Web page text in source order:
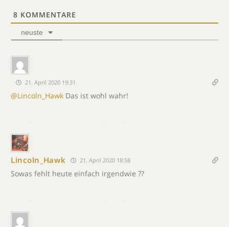
8 KOMMENTARE
neuste
21. April 2020 19:31
@Lincoln_Hawk Das ist wohl wahr!
Lincoln_Hawk 21. April 2020 18:58
Sowas fehlt heute einfach irgendwie ??